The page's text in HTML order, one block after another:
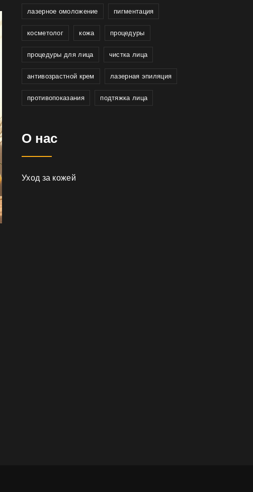
лазерное омоложение пигментация
косметолог кожа процедуры
процедуры для лица чистка лица
антивозрастной крем лазерная эпиляция
противопоказания подтяжка лица
О нас
Уход за кожей